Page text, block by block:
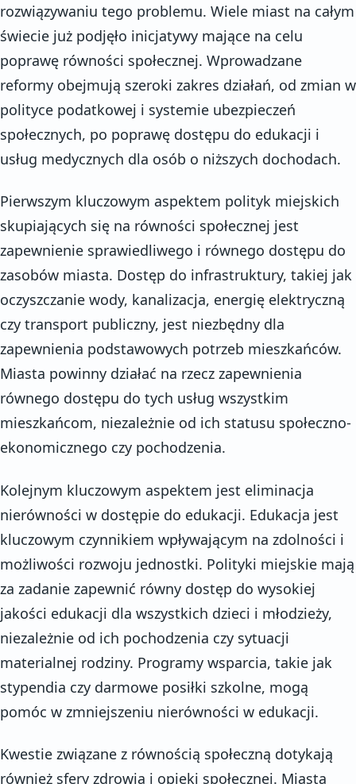
rozwiązywaniu tego problemu. Wiele miast na całym
świecie już podjęło inicjatywy mające na celu
poprawę równości społecznej. Wprowadzane
reformy obejmują szeroki zakres działań, od zmian w
polityce podatkowej i systemie ubezpieczeń
społecznych, po poprawę dostępu do edukacji i
usług medycznych dla osób o niższych dochodach.
Pierwszym kluczowym aspektem polityk miejskich
skupiających się na równości społecznej jest
zapewnienie sprawiedliwego i równego dostępu do
zasobów miasta. Dostęp do infrastruktury, takiej jak
oczyszczanie wody, kanalizacja, energię elektryczną
czy transport publiczny, jest niezbędny dla
zapewnienia podstawowych potrzeb mieszkańców.
Miasta powinny działać na rzecz zapewnienia
równego dostępu do tych usług wszystkim
mieszkańcom, niezależnie od ich statusu społeczno-
ekonomicznego czy pochodzenia.
Kolejnym kluczowym aspektem jest eliminacja
nierówności w dostępie do edukacji. Edukacja jest
kluczowym czynnikiem wpływającym na zdolności i
możliwości rozwoju jednostki. Polityki miejskie mają
za zadanie zapewnić równy dostęp do wysokiej
jakości edukacji dla wszystkich dzieci i młodzieży,
niezależnie od ich pochodzenia czy sytuacji
materialnej rodziny. Programy wsparcia, takie jak
stypendia czy darmowe posiłki szkolne, mogą
pomóc w zmniejszeniu nierówności w edukacji.
Kwestie związane z równością społeczną dotykają
również sfery zdrowia i opieki społecznej. Miasta